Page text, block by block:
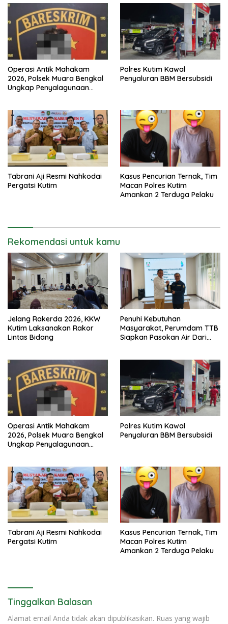
Operasi Antik Mahakam
2026, Polsek Muara Bengkal
Ungkap Penyalagunaan
Polres Kutim Kawal
Penyaluran BBM Bersubsidi
Tabrani Aji Resmi Nahkodai
Pergatsi Kutim
Kasus Pencurian Ternak, Tim
Macan Polres Kutim
Amankan 2 Terduga Pelaku
Rekomendasi untuk kamu
Jelang Rakerda 2026, KKW
Kutim Laksanakan Rakor
Lintas Bidang
Penuhi Kebutuhan
Masyarakat, Perumdam TTB
Siapkan Pasokan Air Dari
Operasi Antik Mahakam
2026, Polsek Muara Bengkal
Ungkap Penyalagunaan
Polres Kutim Kawal
Penyaluran BBM Bersubsidi
Tabrani Aji Resmi Nahkodai
Pergatsi Kutim
Kasus Pencurian Ternak, Tim
Macan Polres Kutim
Amankan 2 Terduga Pelaku
Tinggalkan Balasan
Alamat email Anda tidak akan dipublikasikan. Ruas yang wajib